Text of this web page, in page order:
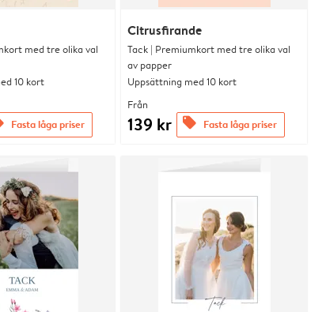
med tre olika val
10 kort
Fasta låga priser
Citrusfirande
Tack | Premiumkort med tre olika val
av papper
Uppsättning med 10 kort
Från
139 kr offers Fasta låga priser